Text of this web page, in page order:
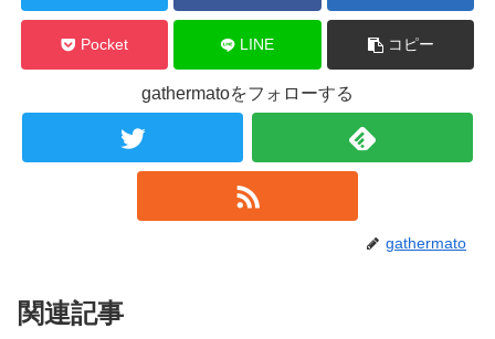
Pocket LINE コピー
gathermatoをフォローする
gathermato
関連記事